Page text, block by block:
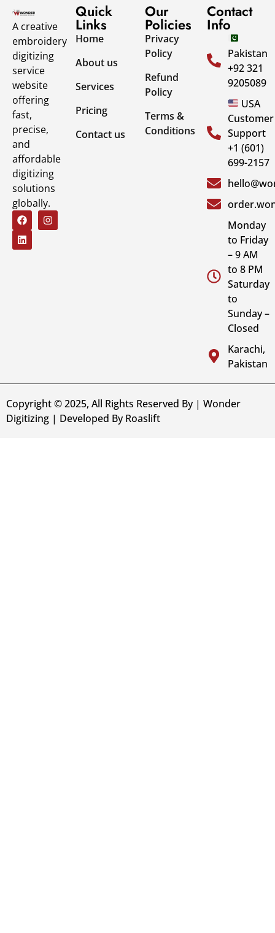
A creative
embroidery
digitizing
service
website
offering
fast,
precise,
and
affordable
digitizing
solutions
globally.
Quick
Links
Home
About us
Services
Pricing
Contact us
Our
Policies
Privacy
Policy
Refund
Policy
Terms &
Conditions
Contact
Info
Pakistan
+92 321
9205089
USA
Customer
Support
+1 (601)
699-2157
Monday
to Friday
– 9 AM
to 8 PM
Saturday
to
Sunday –
Closed
Karachi,
Pakistan
Copyright © 2025, All Rights Reserved By | Wonder
Digitizing | Developed By Roaslift